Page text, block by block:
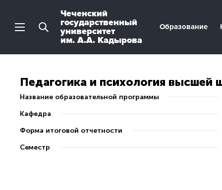
Чеченский
государственный
университет
им. А.А. Кадырова
Образование
Педагогика и психология высшей
Название образовательной программы
Кафедра
Форма итоговой отчетности
Семестр